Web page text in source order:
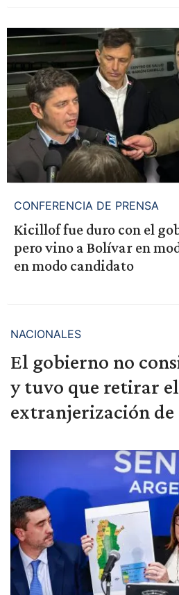
CONFERENCIA DE PRENSA
Kicillof fue duro con el
pero vino a Bolívar en
en modo candidato
NACIONALES
El gobierno no
y tuvo que retirar
extranjerización